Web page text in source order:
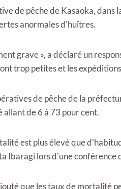
de pêche de Kasaoka,
anormales d'huîtres.
grave », a déclaré un
trop petites et les
de pêche de la
de 6 à 73 pour cent.
est plus élevé que
Ibaragi lors d'une conférence
que les taux de mortalité